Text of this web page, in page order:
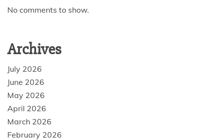
No comments to show.
Archives
July 2026
June 2026
May 2026
April 2026
March 2026
February 2026